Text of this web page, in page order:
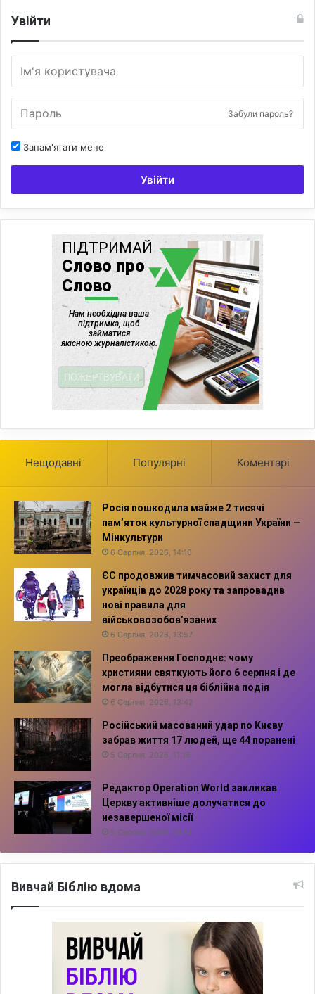
Увійти
Забули пароль?
Запам'ятати мене
Увійти
Нещодавні Популярні Коментарі
Росія пошкодила майже 2 тисячі
пам’яток культурної спадщини України —
Мінкультури
6 Серпня, 2026, 14:10
ЄС продовжив тимчасовий захист для
українців до 2028 року та запровадив
нові правила для
військовозобов’язаних
6 Серпня, 2026, 13:57
Преображення Господнє: чому
християни святкують його 6 серпня і де
могла відбутися ця біблійна подія
6 Серпня, 2026, 13:42
Російський масований удар по Києву
забрав життя 17 людей, ще 44 поранені
5 Серпня, 2026, 11:16
Редактор Operation World закликав
Церкву активніше долучатися до
незавершеної місії
5 Серпня, 2026, 10:14
Вивчай Біблію вдома